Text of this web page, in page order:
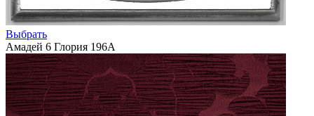
Выбрать
Амадей 6 Глория 196А